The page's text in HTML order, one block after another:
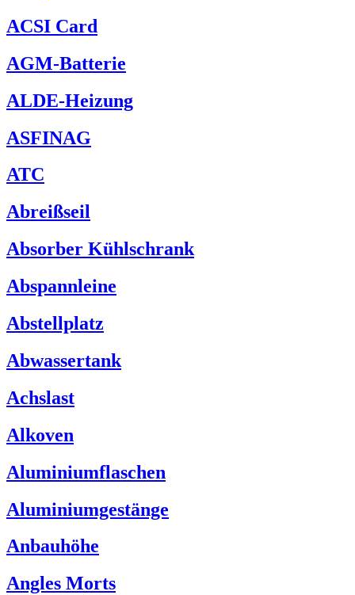
ACSI Card
AGM-Batterie
ALDE-Heizung
ASFINAG
ATC
Abreißseil
Absorber Kühlschrank
Abspannleine
Abstellplatz
Abwassertank
Achslast
Alkoven
Aluminiumflaschen
Aluminiumgestänge
Anbauhöhe
Angles Morts